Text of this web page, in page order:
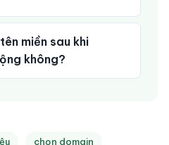
miền sau khi
không?
chọn domain